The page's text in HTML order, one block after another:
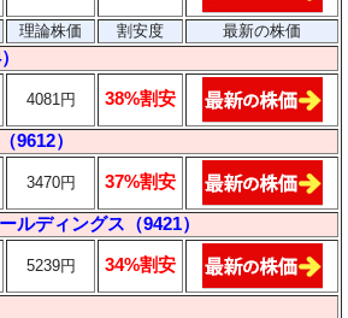
理論株価 割安度 最新の株価
4081円 38%割安
9612）
3470円 37%割安
ルディングス（9421）
5239円 34%割安